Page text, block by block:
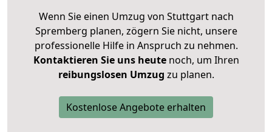
Wenn Sie einen Umzug von Stuttgart nach
Spremberg planen, zögern Sie nicht, unsere
professionelle Hilfe in Anspruch zu nehmen.
Kontaktieren Sie uns heutenoch, um Ihren
reibungslosen Umzug zu planen.
Kostenlose Angebote erhalten